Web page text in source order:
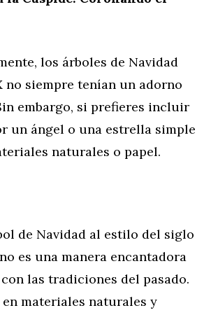
los árboles de Navidad
no siempre tenían un adorno
embargo, si prefieres incluir
un ángel o una estrella simple
naturales o papel.
de Navidad al estilo del siglo
es una manera encantadora
las tradiciones del pasado.
materiales naturales y